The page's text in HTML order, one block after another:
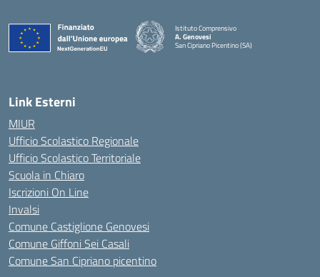
Istituto Comprensivo
A. Genovesi
San Cipriano Picentino (SA)
— Visita la pagina iniziale della scuola
Link Esterni
MIUR
Ufficio Scolastico Regionale
Ufficio Scolastico Territoriale
Scuola in Chiaro
Iscrizioni On Line
Invalsi
Comune Castiglione Genovesi
Comune Giffoni Sei Casali
Comune San Cipriano picentino